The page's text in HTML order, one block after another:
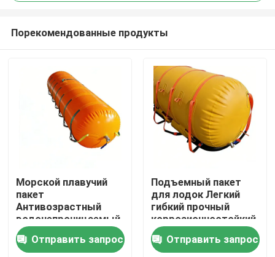
Главная страница
Продукция
Ролики
Порекомендованные продукты
Морской плавучий
пакет
Антивозрастный
водонепроницаемый
Надежный Сильный
плавучий легкая
Отправить запрос
Подъемный пакет
для лодок Легкий
гибкий прочный
коррозионностойкий
Долгий срок службы
Отправить запрос